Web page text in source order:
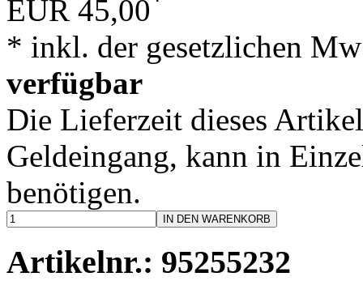
EUR 45,00
* inkl. der gesetzlichen
verfügbar
Die Lieferzeit dieses
Geldeingang, kann in
benötigen.
IN DEN WARENKORB
Artikelnr.: 95255232